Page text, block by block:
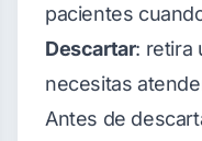
pacientes
Descartar: retira
necesitas
Antes de